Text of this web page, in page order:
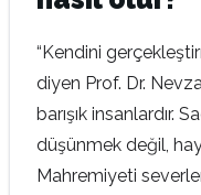
“Kendini
diyen Prof. Dr.
barışık insanlardır.
düşünmek değil,
Mahremiyeti